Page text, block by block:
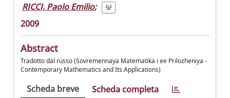
RICCI, Paolo Emilio;
2009
Abstract
Tradotto dal russo (Sovremennaya Matematika i ee Prilozheniya -
Contemporary Mathematics and Its Applications)
Scheda breve Scheda completa